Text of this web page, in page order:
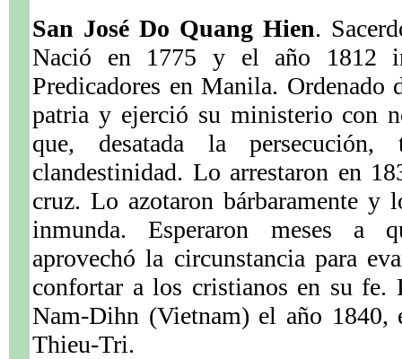
San José Do Quang Hien.
Nació en 1775 y el año 1812
Predicadores en Manila. Ordenado
patria y ejerció su ministerio con
que, desatada la
clandestinidad. Lo arrestaron en
cruz. Lo azotaron bárbaramente y
inmunda. Esperaron meses a
aprovechó la circunstancia para
confortar a los cristianos en su fe.
Nam-Dihn (Vietnam) el año 1840,
Thieu-Tri.